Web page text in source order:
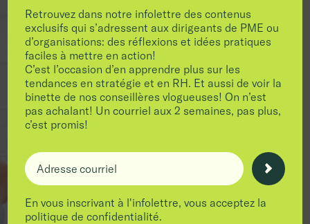
Retrouvez dans notre infolettre des contenus
exclusifs qui s’adressent aux dirigeants de PME ou
d’organisations: des réflexions et idées pratiques
faciles à mettre en action!
C’est l’occasion d’en apprendre plus sur les
tendances en stratégie et en RH. Et aussi de voir la
binette de nos conseillères vlogueuses! On n’est
pas achalant! Un courriel aux 2 semaines, pas plus,
c’est promis!
Adresse courriel
En vous inscrivant à l'infolettre, vous acceptez la
politique de confidentialité.